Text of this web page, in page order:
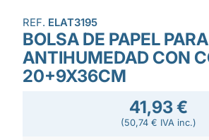
REF. ELAT3195
BOLSA DE PAPEL
ANTIHUMEDAD CON
20+9X36CM
41,93 €
(50,74 € IVA inc.)